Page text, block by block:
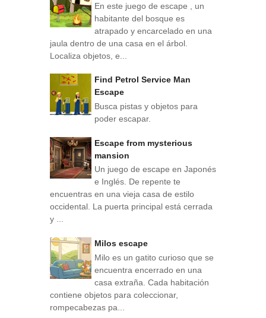
En este juego de escape , un
habitante del bosque es
atrapado y encarcelado en una
jaula dentro de una casa en el árbol.
Localiza objetos, e...
Find Petrol Service Man
Escape
Busca pistas y objetos para
poder escapar.
Escape from mysterious
mansion
Un juego de escape en Japonés
e Inglés. De repente te
encuentras en una vieja casa de estilo
occidental. La puerta principal está cerrada
y ...
Milos escape
Milo es un gatito curioso que se
encuentra encerrado en una
casa extraña. Cada habitación
contiene objetos para coleccionar,
rompecabezas pa...